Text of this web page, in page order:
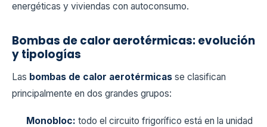
energéticas y viviendas con autoconsumo.
Bombas de calor aerotérmicas: evolución
y tipologías
Las bombas de calor aerotérmicas se clasifican
principalmente en dos grandes grupos:
Monobloc: todo el circuito frigorífico está en la unidad